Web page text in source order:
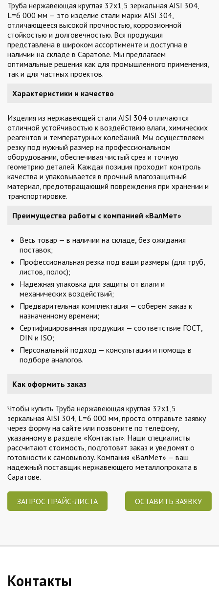
Труба нержавеющая круглая 32х1,5 зеркальная AISI 304,
L=6 000 мм — это изделие стали марки AISI 304,
отличающееся высокой прочностью, коррозионной
стойкостью и долговечностью. Вся продукция
представлена в широком ассортименте и доступна в
наличии на складе в Саратове. Мы предлагаем
оптимальные решения как для промышленного применения,
так и для частных проектов.
Характеристики и качество
Изделия из нержавеющей стали AISI 304 отличаются
отличной устойчивостью к воздействию влаги, химических
реагентов и температурных колебаний. Мы осуществляем
резку под нужный размер на профессиональном
оборудовании, обеспечивая чистый срез и точную
геометрию деталей. Каждая позиция проходит контроль
качества и упаковывается в прочный влагозащитный
материал, предотвращающий повреждения при хранении и
транспортировке.
Преимущества работы с компанией «ВалМет»
Весь товар — в наличии на складе, без ожидания
поставок;
Профессиональная резка под ваши размеры (для труб,
листов, полос);
Надежная упаковка для защиты от влаги и
механических воздействий;
Предварительная комплектация — соберем заказ к
назначенному времени;
Сертифицированная продукция — соответствие ГОСТ,
DIN и ISO;
Персональный подход — консультации и помощь в
подборе аналогов.
Как оформить заказ
Чтобы купить Труба нержавеющая круглая 32х1,5
зеркальная AISI 304, L=6 000 мм, просто отправьте заявку
через форму на сайте или позвоните по телефону,
указанному в разделе «Контакты». Наши специалисты
рассчитают стоимость, подготовят заказ и уведомят о
готовности к самовывозу. Компания «ВалМет» — ваш
надежный поставщик нержавеющего металлопроката в
Саратове.
ЗАПРОС ПРАЙС-ЛИСТА ОСТАВИТЬ ЗАЯВКУ
Контакты